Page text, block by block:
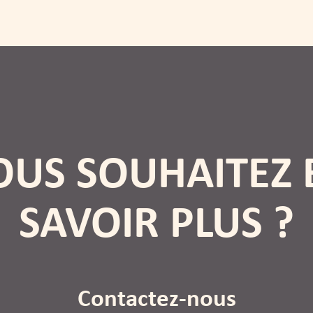
SOUHAITEZ
SAVOIR PLUS ?
Contactez-nous